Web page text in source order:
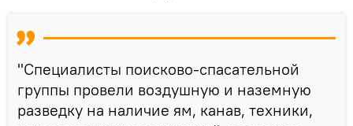
"Специалисты поисково-спасательной
группы провели воздушную и наземную
разведку на наличие ям, канав, техники,